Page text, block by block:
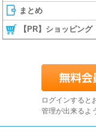
まとめ
【PR】ショッピング
ログインすると
管理が出来るよ